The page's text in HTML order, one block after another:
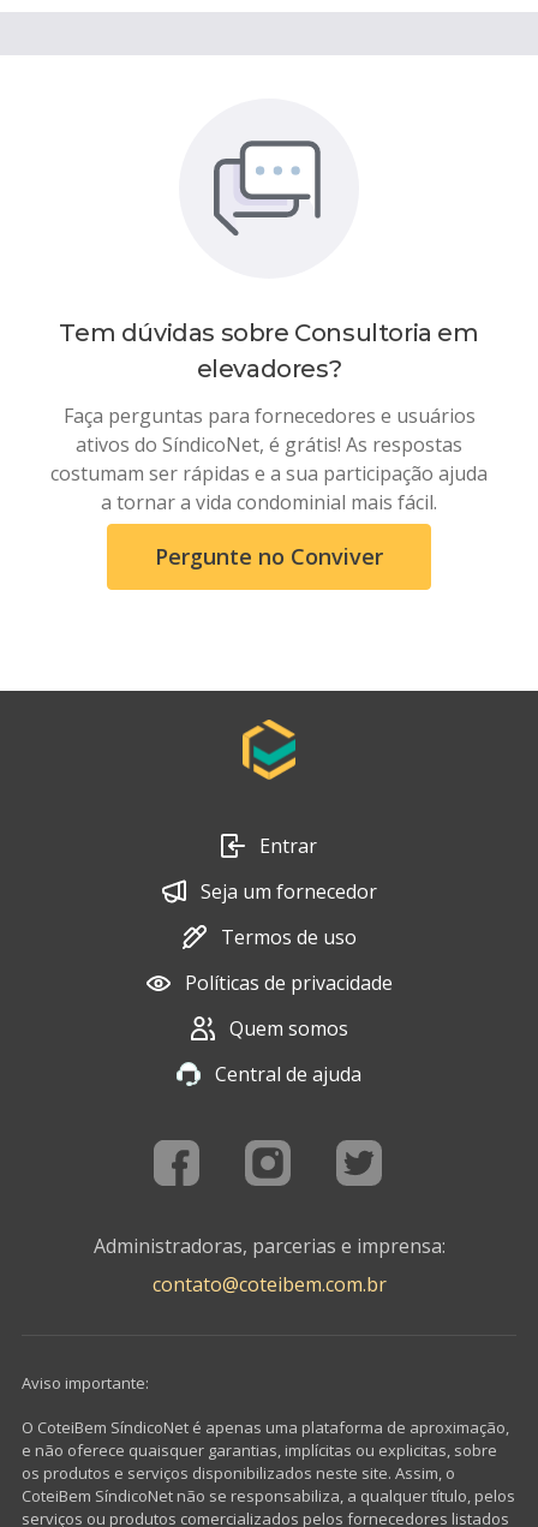
Tem dúvidas sobre Consultoria em
elevadores?
Faça perguntas para fornecedores e usuários
ativos do SíndicoNet, é grátis! As respostas
costumam ser rápidas e a sua participação ajuda
a tornar a vida condominial mais fácil.
Pergunte no Conviver
Entrar
Seja um fornecedor
Termos de uso
Políticas de privacidade
Quem somos
Central de ajuda
Administradoras, parcerias e imprensa:
contato@coteibem.com.br
Aviso importante:
O CoteiBem SíndicoNet é apenas uma plataforma de aproximação,
e não oferece quaisquer garantias, implícitas ou explicitas, sobre
os produtos e serviços disponibilizados neste site. Assim, o
CoteiBem SíndicoNet não se responsabiliza, a qualquer título, pelos
serviços ou produtos comercializados pelos fornecedores listados